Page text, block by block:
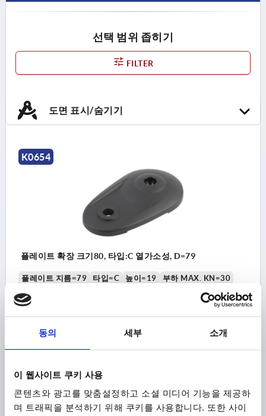
동의 세부 소개
이 웹사이트 쿠키 사용
콘텐츠와 광고를 맞춤설정하고 소셜 미디어 기능을 제공하
며 트래픽을 분석하기 위해 쿠키를 사용합니다. 또한 사이
선택 범위 좁히기
FILTER
도면 표시/숨기기
K0654
플레이트 확장 크기80, 타입:C 열가소성, D=79
플레이트 지름=79 타입=C 높이=19 부하 MAX. KN=30
주문 번호:
부가세 별도
세부 사항
K0654